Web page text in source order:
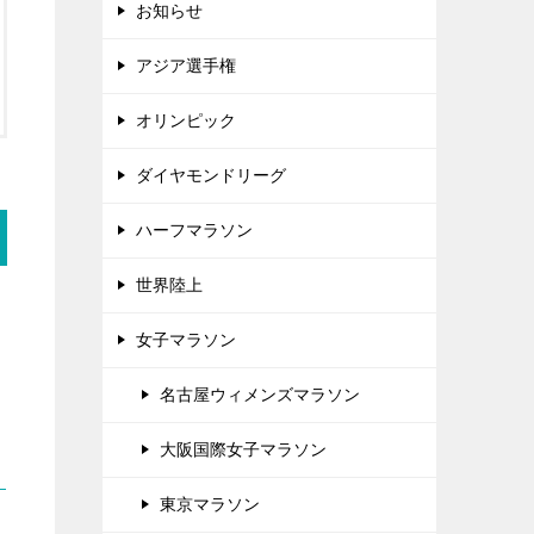
お知らせ
アジア選手権
オリンピック
ダイヤモンドリーグ
ハーフマラソン
世界陸上
女子マラソン
名古屋ウィメンズマラソン
大阪国際女子マラソン
東京マラソン